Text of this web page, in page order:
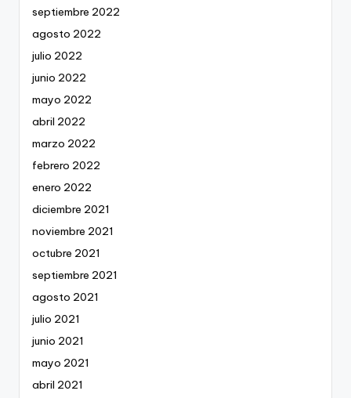
septiembre 2022
agosto 2022
julio 2022
junio 2022
mayo 2022
abril 2022
marzo 2022
febrero 2022
enero 2022
diciembre 2021
noviembre 2021
octubre 2021
septiembre 2021
agosto 2021
julio 2021
junio 2021
mayo 2021
abril 2021